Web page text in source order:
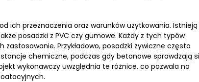
ich przeznaczenia oraz warunków użytkowania. Istnieją
posadzki z PVC czy gumowe. Każdy z tych typów
Przykładowo, posadzki żywiczne często
chemiczne, podczas gdy betonowe sprawdzają
wykonawczy uwzględnia te różnice, co pozwala na